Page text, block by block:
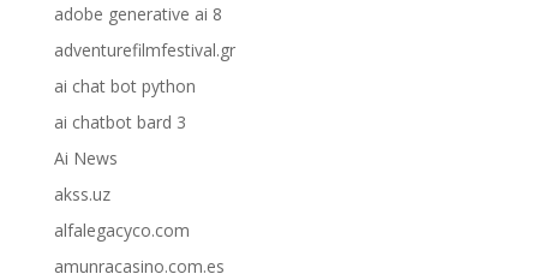
adobe generative ai 8
adventurefilmfestival.gr
ai chat bot python
ai chatbot bard 3
Ai News
akss.uz
alfalegacyco.com
amunracasino.com.es